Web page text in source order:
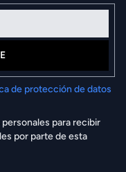
de protección de datos
para recibir
por parte de esta